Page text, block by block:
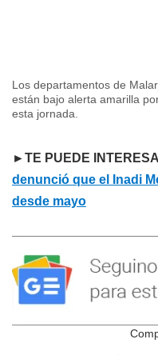
Los departamentos de
están bajo alerta amarilla
esta jornada.
►TE PUEDE
denunció que el Inadi
desde mayo